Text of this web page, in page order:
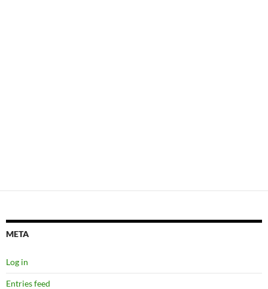
META
Log in
Entries feed